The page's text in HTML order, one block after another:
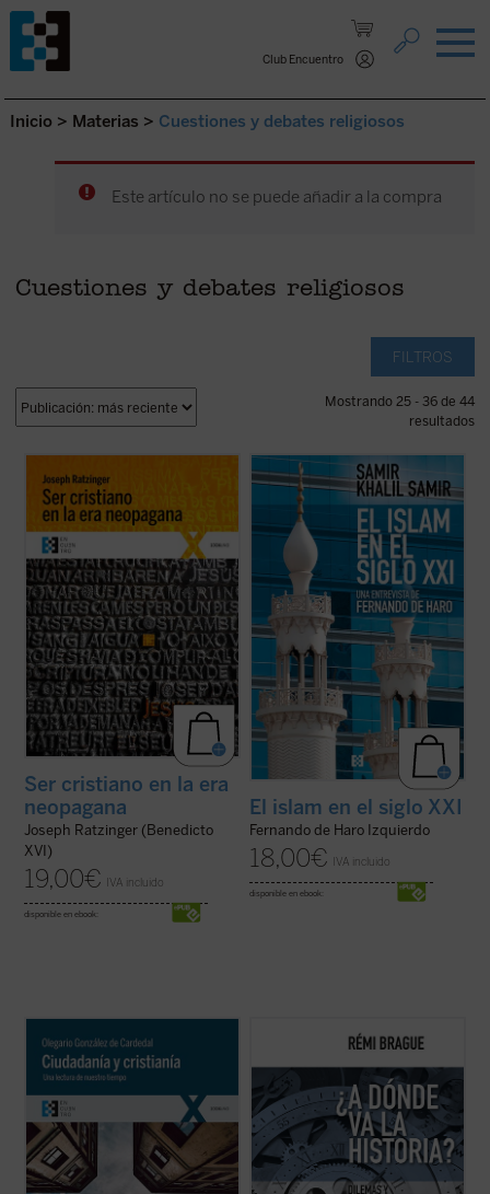
Club Encuentro
Saltar al contenido.
Inicio > Materias > Cuestiones y debates religiosos
Este artículo no se puede añadir a la compra
Cuestiones y debates religiosos
FILTROS
Mostrando 25 - 36 de 44
resultados
entrevistas llevadas a cabo por Joseph
Ratzinger ---hoy el papa emérito Benedicto
XVI--- durante su periodo como Prefecto
de la Congregación para la Doctrina de la
Fe, cargo que ocupó desde el año 1981 ...
(ver ficha)
Ser cristiano en la era
neopagana
Joseph Ratzinger (Benedicto
XVI)
19,00€ IVA incluido
disponible en ebook:
El periodista Fernando de Haro se adentra
en el mundo del islam tratando cuestiones
de enorme actualidad a través de intensos
díalogos en los que se parte de hechos,
personas y circunstancias concretos --no
de principios abstractos--, a partir ...(ver
El islam en el siglo XXI
Fernando de Haro Izquierdo
18,00€ IVA incluido
disponible en ebook:
Joseph Ratzinger 2011, reflexiona aquí
sobre las actuales relaciones entre
Humanidad, ciudadanía y cristianía,
configuración personal de un hombre por
las realidades ...(ver ficha)
En este libro-entrevista Rémi Brague
realiza una aguda reflexión sobre cuál
hombre "posmoderno", quien considera
ingenuo todo intento de buscar en ella el
reflejo de un significado o los motivos para
... (ver ficha)